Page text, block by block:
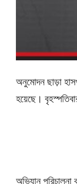
অনুমোদন ছাড়া
হয়েছে।
অভিযান